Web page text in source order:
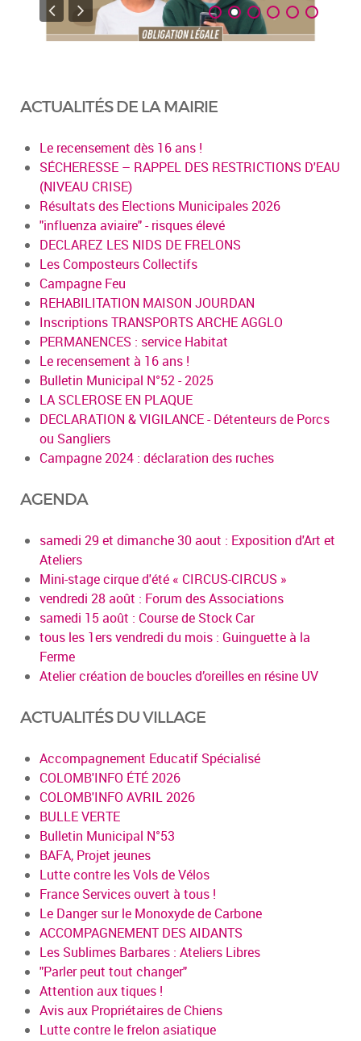
ACTUALITÉS DE LA MAIRIE
Le recensement dès 16 ans !
SÉCHERESSE – RAPPEL DES RESTRICTIONS D'EAU
(NIVEAU CRISE)
Résultats des Elections Municipales 2026
"influenza aviaire" - risques élevé
DECLAREZ LES NIDS DE FRELONS
Les Composteurs Collectifs
Campagne Feu
REHABILITATION MAISON JOURDAN
Inscriptions TRANSPORTS ARCHE AGGLO
PERMANENCES : service Habitat
Le recensement à 16 ans !
Bulletin Municipal N°52 - 2025
LA SCLEROSE EN PLAQUE
DECLARATION & VIGILANCE - Détenteurs de Porcs
ou Sangliers
Campagne 2024 : déclaration des ruches
AGENDA
samedi 29 et dimanche 30 aout : Exposition d'Art et
Ateliers
Mini-stage cirque d'été « CIRCUS-CIRCUS »
vendredi 28 août : Forum des Associations
samedi 15 août : Course de Stock Car
tous les 1ers vendredi du mois : Guinguette à la
Ferme
Atelier création de boucles d’oreilles en résine UV
ACTUALITÉS DU VILLAGE
Accompagnement Educatif Spécialisé
COLOMB'INFO ÉTÉ 2026
COLOMB'INFO AVRIL 2026
BULLE VERTE
Bulletin Municipal N°53
BAFA, Projet jeunes
Lutte contre les Vols de Vélos
France Services ouvert à tous !
Le Danger sur le Monoxyde de Carbone
ACCOMPAGNEMENT DES AIDANTS
Les Sublimes Barbares : Ateliers Libres
"Parler peut tout changer"
Attention aux tiques !
Avis aux Propriétaires de Chiens
Lutte contre le frelon asiatique